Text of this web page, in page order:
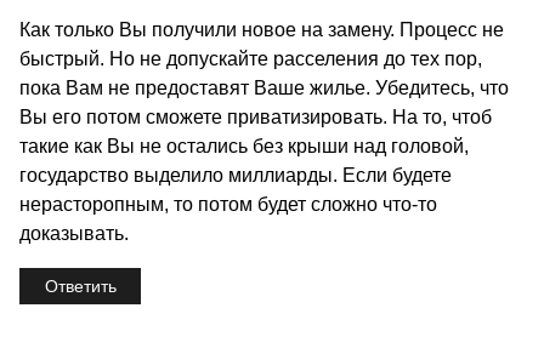
Как только Вы получили новое на замену. Процесс не
быстрый. Но не допускайте расселения до тех пор,
пока Вам не предоставят Ваше жилье. Убедитесь, что
Вы его потом сможете приватизировать. На то, чтоб
такие как Вы не остались без крыши над головой,
государство выделило миллиарды. Если будете
нерасторопным, то потом будет сложно что-то
доказывать.
Ответить